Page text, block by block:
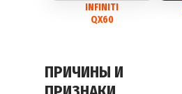
INFINITI
QX60
ПРИЧИНЫ И